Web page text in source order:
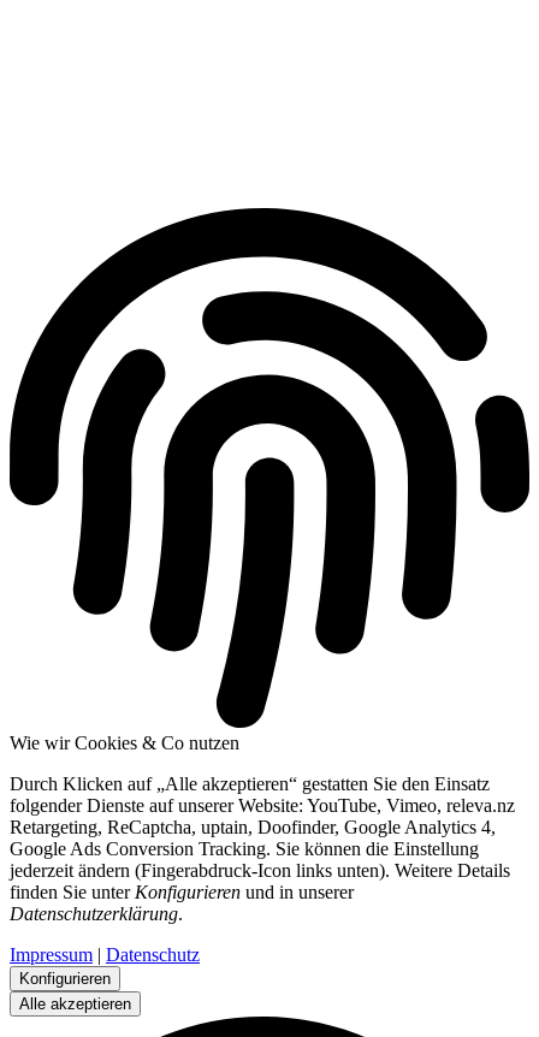
Wie wir Cookies & Co nutzen
Durch Klicken auf „Alle akzeptieren“ gestatten Sie den Einsatz
folgender Dienste auf unserer Website: YouTube, Vimeo, releva.nz
Retargeting, ReCaptcha, uptain, Doofinder, Google Analytics 4,
Google Ads Conversion Tracking. Sie können die Einstellung
jederzeit ändern (Fingerabdruck-Icon links unten). Weitere Details
finden Sie unter Konfigurieren und in unserer
Datenschutzerklärung.
Impressum | Datenschutz
Konfigurieren
Alle akzeptieren